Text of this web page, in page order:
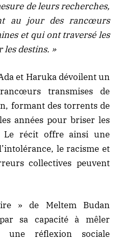
de leurs recherches,
au jour des rancœurs
et qui ont traversé les
destins. »
et Haruka dévoilent un
transmises de
formant des torrents de
années pour briser les
Le récit offre ainsi une
le racisme et
collectives peuvent
» de Meltem Budan
sa capacité à mêler
une réflexion sociale